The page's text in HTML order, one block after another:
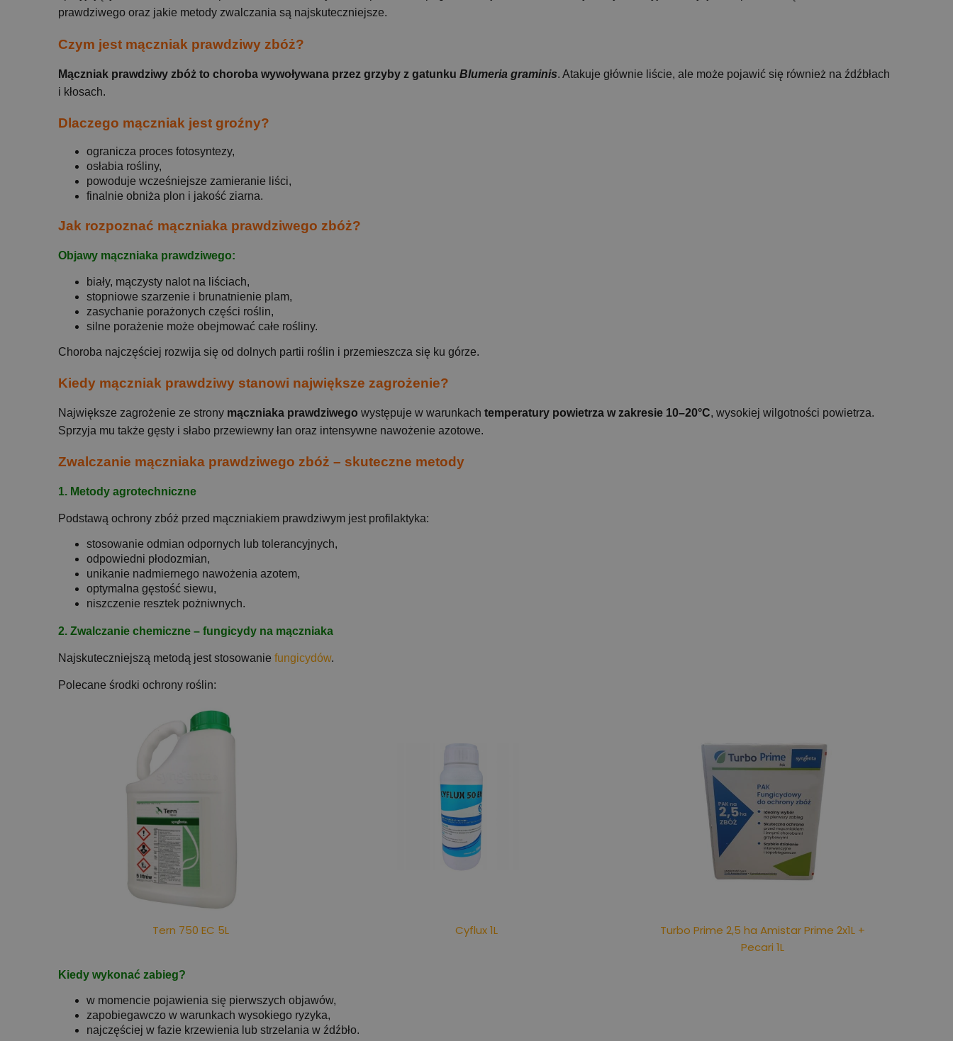
prawdziwego oraz jakie metody zwalczania są najskuteczniejsze.
Czym jest mączniak prawdziwy zbóż?
Mączniak prawdziwy zbóż to choroba wywoływana przez grzyby z gatunku Blumeria graminis. Atakuje głównie liście, ale może pojawić się również na źdźbłach
i kłosach.
Dlaczego mączniak jest groźny?
ogranicza proces fotosyntezy,
osłabia rośliny,
powoduje wcześniejsze zamieranie liści,
finalnie obniża plon i jakość ziarna.
Jak rozpoznać mączniaka prawdziwego zbóż?
Objawy mączniaka prawdziwego:
biały, mączysty nalot na liściach,
stopniowe szarzenie i brunatnienie plam,
zasychanie porażonych części roślin,
silne porażenie może obejmować całe rośliny.
Choroba najczęściej rozwija się od dolnych partii roślin i przemieszcza się ku górze.
Kiedy mączniak prawdziwy stanowi największe zagrożenie?
Największe zagrożenie ze strony mączniaka prawdziwego występuje w warunkach temperatury powietrza w zakresie 10–20°C, wysokiej wilgotności powietrza.
Sprzyja mu także gęsty i słabo przewiewny łan oraz intensywne nawożenie azotowe.
Zwalczanie mączniaka prawdziwego zbóż – skuteczne metody
1. Metody agrotechniczne
Podstawą ochrony zbóż przed mączniakiem prawdziwym jest profilaktyka:
stosowanie odmian odpornych lub tolerancyjnych,
odpowiedni płodozmian,
unikanie nadmiernego nawożenia azotem,
optymalna gęstość siewu,
niszczenie resztek pożniwnych.
2. Zwalczanie chemiczne – fungicydy na mączniaka
Najskuteczniejszą metodą jest stosowanie fungicydów.
Polecane środki ochrony roślin:
Tern 750 EC 5L Cyflux 1L
Turbo Prime 2,5 ha Amistar Prime 2x1L +
Pecari 1L
Kiedy wykonać zabieg?
w momencie pojawienia się pierwszych objawów,
zapobiegawczo w warunkach wysokiego ryzyka,
najczęściej w fazie krzewienia lub strzelania w źdźbło.